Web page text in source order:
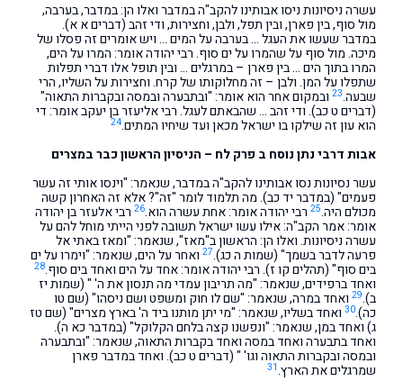
עשרה ניסיונות ניסו אבותינו להקב"ה במדבר ואלו הן: במדבר, בערבה,
מול סוף, בין פארן, ובין תפל, ולבן, וחצירות, ודי זהב (דברים א א).
במדבר שעשו את העגל … בערבה על המים … ויש אומרים זה פסלו של
מיכה. מול סוף על שהמרו על ים סוף. רבי יהודה אומר: המרו על הים,
המרו בתוך הים … בין פארן – במרגלים … ובין תופל אלו דברי תפלות
שתפלו על המן. ולבן – זה מחלוקותו של קרח. וחצירות על השליו, הרי
שבעה.23 ובמקום אחר הוא אומר: "ובתבערה ובמסה ובקברות התאוה"
(דברים ט כב). ודי זהב … שהבאתם לעגל. רבי אליעזר בן יעקב אומר: די
הוא עון זה שילקו בו ישראל מכאן ועד שיחיו המתים.24
אבות דרבי נתן נוסח ב פרק לח – הניסיון הראשון כבר במצרים
עשר נסיונות נסו אבותינו להקב"ה במדבר, שנאמר: "וינסו אותי זה עשר
פעמים" (במדבר יד כב). מה תלמוד לומר "זה"? אלא זה האחרון קשה
מכולם היה.25 רבי יהודה אומר: אחת עשרה הוא.26 רבי אלעזר בן יהודה
אומר: אמר הקב"ה: אילו עשו ישראל תשובה לפני הייתי מוחל להם על
עשרה ניסיונות. ואלו הן: הראשון ב"מאז", שנאמר: "ומאז באתי אל
פרעה לדבר בשמך" (שמות ה כג).27 ואחר על הים, שנאמר: "וימרו על ים
בים סוף" (תהלים קו ז). רבי יהודה אומר: אחד על הים ואחד בים סוף.28
ואחד ברפידים, שנאמר: "מה תריבון עמדי מה תנסון את ה' " (שמות יז
ב).29 ואחד במרה, שנאמר: "שם לו חוק ומשפט ושם ניסהו" (שם טו
כה).30 ואחד בשליו, שנאמר: "מי יתן מותנו ביד ה' בארץ מצרים" (שם טז
ג) ואחד במן, שנאמר: "ונפשנו קצה בלחם הקלוקל" (במדבר כא ה).
ואחד בתבערה ואחד במסה ואחד בקברות התאוה, שנאמר: "ובתבערה
ובמסה ובקברות התאוה וגו' " (דברים ט כב). ואחד במדבר פארן
שמרגלים את הארץ.31